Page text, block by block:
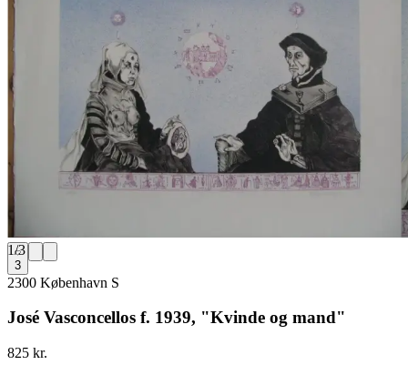
1/3
3
2300 København S
José Vasconcellos f. 1939, "Kvinde og mand"
825 kr.